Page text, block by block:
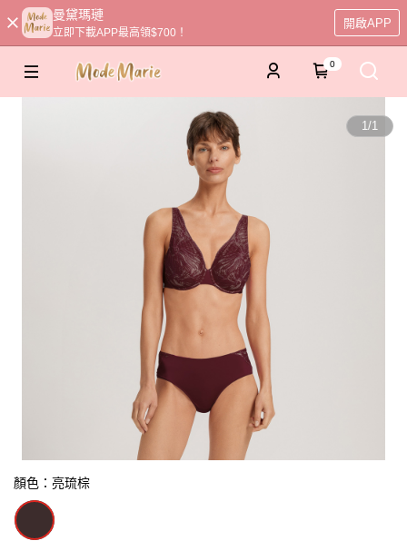
曼黛瑪璉
立即下載APP最高領$700！
開啟APP
0
1/1
顏色：亮琉棕